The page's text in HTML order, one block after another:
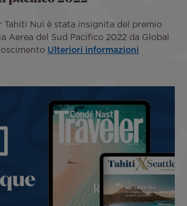
Tahiti Nui è stata insignita del premio
Aerea del Sud Pacifico 2022 da Global
Ulteriori informazioni